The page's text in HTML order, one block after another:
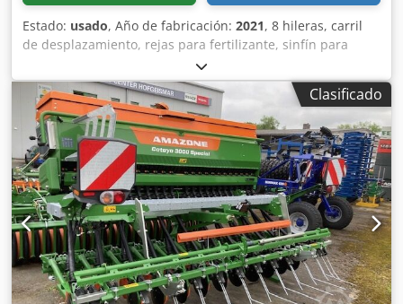
Estado: usado, Año de fabricación: 2021, 8 hileras, carril
de desplazamiento, rejas para fertilizante, sinfín para
fertilizante, máquina Isobus sin terminal. Superficie: 1,011
ha. Crjdpfxstgpf Uo Abgjf
Clasificado